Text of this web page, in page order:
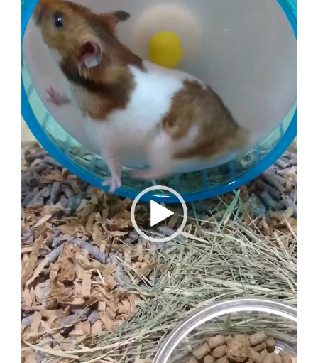
プ
レ
ー
ヤ
ー